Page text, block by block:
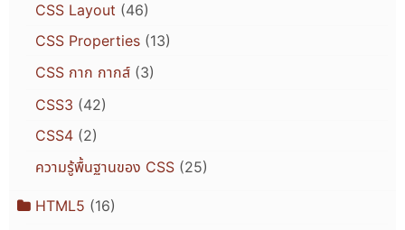
CSS Layout (46)
CSS Properties(13)
CSS กาก กากส์(3)
CSS3 (42)
CSS4(2)
ความรู้พื้นฐานของ CSS(25)
HTML5 (16)